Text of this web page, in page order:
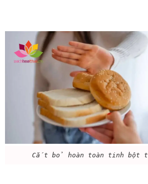
Cắt bỏ hoàn toàn tinh bột